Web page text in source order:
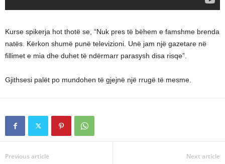
Kurse spikerja hot thotë se, “Nuk pres të bëhem e famshme brenda
natës. Kërkon shumë punë televizioni. Unë jam një gazetare në
fillimet e mia dhe duhet të ndërmarr parasysh disa risqe”.
Gjithsesi palët po mundohen të gjejnë një rrugë të mesme.
Previous article Next article